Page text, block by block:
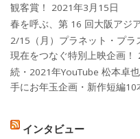
観客賞！
2021年3月15日
春を呼ぶ、第 16 回大阪アジ
2/15（月）プラネット・プラ
現在をつなぐ特別上映企画！
続・2021年YouTube 松本卓
手にお年玉企画・新作短編10
インタビュー